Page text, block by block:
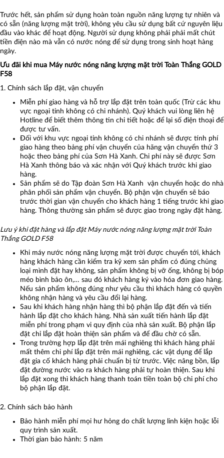
Trước hết, sản phẩm sử dụng hoàn toàn nguồn năng lượng tự nhiên và
có sẵn (năng lượng mặt trời), không yêu cầu sử dụng bất cứ nguyên liệu
đầu vào khác để hoạt động. Người sử dụng không phải phải mất chút
tiền điện nào mà vẫn có nước nóng để sử dụng trong sinh hoạt hàng
ngày.
Ưu đãi khi mua Máy nước nóng năng lượng mặt trời Toàn Thắng GOLD
F58
1. Chính sách lắp đặt, vận chuyển
Miễn phí giao hàng và hỗ trợ lắp đặt trên toàn quốc (Trừ các khu
vực ngoại tỉnh không có chi nhánh). Quý khách vui lòng liên hệ
Hotline để biết thêm thông tin chi tiết hoặc để lại số điện thoại để
được tư vấn.
Đối với khu vực ngoại tỉnh không có chi nhánh sẽ được tính phí
giao hàng theo bảng phí vận chuyển của hãng vận chuyển thứ 3
hoặc theo bảng phí của Sơn Hà Xanh. Chi phí này sẽ được Sơn
Hà Xanh thông báo và xác nhận với Quý khách trước khi giao
hàng.
Sản phẩm sẽ do Tập đoàn Sơn Hà Xanh vận chuyển hoặc do nhà
phân phối sản phẩm vận chuyển. Bộ phận vận chuyển sẽ báo
trước thời gian vận chuyển cho khách hàng 1 tiếng trước khi giao
hàng. Thông thường sản phẩm sẽ được giao trong ngày đặt hàng.
Lưu ý khi đặt hàng và lắp đặt Máy nước nóng năng lượng mặt trời Toàn
Thắng GOLD F58
Khi máy nước nóng năng lượng mặt trời được chuyển tới, khách
hàng khách hàng cần kiểm tra kỹ xem sản phẩm có đúng chủng
loại mình đặt hay không, sản phẩm không bị vỡ ống, không bị bóp
méo bình bảo ôn,… sau đó khách hàng ký vào hóa đơn giao hàng.
Nếu sản phẩm không đúng như yêu cầu thì khách hàng có quyền
không nhận hàng và yêu cầu đổi lại hàng.
Sau khi khách hàng nhận hàng thì bộ phận lắp đặt đến và tiến
hành lắp đặt cho khách hàng. Nhà sản xuất tiến hành lắp đặt
miễn phí trong phạm vi quy định của nhà sản xuất. Bộ phận lắp
đặt chỉ lắp đặt hoàn thiện sản phẩm và để đầu chờ có sẵn.
Trong trường hợp lắp đặt trên mái nghiêng thì khách hàng phải
mất thêm chi phí lắp đặt trên mái nghiêng, các vật dụng để lắp
đặt gia cố khách hàng phải chuẩn bị từ trước. Việc nâng bồn, lắp
đặt đường nước vào ra khách hàng phải tự hoàn thiện. Sau khi
lắp đặt xong thì khách hàng thanh toán tiền toàn bộ chi phí cho
bộ phận lắp đặt.
2. Chính sách bảo hành
Bảo hành miễn phí mọi hư hỏng do chất lượng linh kiện hoặc lỗi
quy trình sản xuất.
Thời gian bảo hành: 5 năm